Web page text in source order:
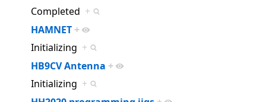
Completed +
HAMNET +
Initializing +
HB9CV Antenna +
Initializing +